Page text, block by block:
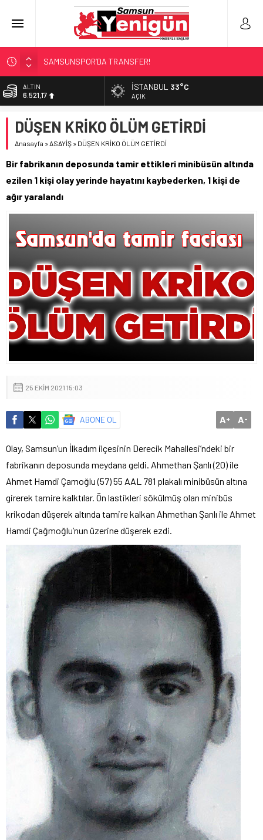
SAMSUNSPOR’DA TRANSFER!
ALAÇAM’A ‘DEV’ YATIRIM!
RAPÇİ KESKİN GÖZALTINDA!
İŞTE FINDIK FİYATI!
ALTIN
6.521,17
13.685,30
DOLAR
55,0659
İSTANBUL 33°C
AÇIK
DÜŞEN KRİKO ÖLÜM GETİRDİ
Anasayfa »ASAYİŞ » DÜŞEN KRİKO ÖLÜM GETİRDİ
Bir fabrikanın deposunda tamir ettikleri minibüsün altında
ezilen 1 kişi olay yerinde hayatını kaybederken, 1 kişi de
ağır yaralandı
25 EKIM 2021 15:03
ABONE OL A+ A-
Olay, Samsun’un İlkadım ilçesinin Derecik Mahallesi’ndeki bir
fabrikanın deposunda meydana geldi. Ahmethan Şanlı (20) ile
Ahmet Hamdi Çamoğlu (57) 55 AAL 781 plakalı minibüsün altına
girerek tamire kalktılar. Ön lastikleri sökülmüş olan minibüs
krikodan düşerek altında tamire kalkan Ahmethan Şanlı ile Ahmet
Hamdi Çağmoğlu’nun üzerine düşerek ezdi.